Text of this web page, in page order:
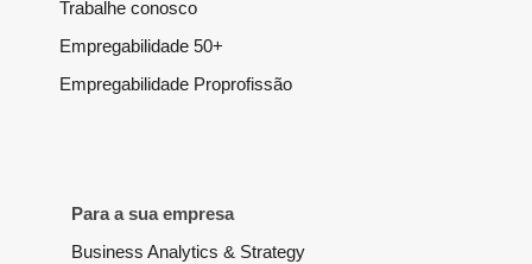
Trabalhe conosco
Empregabilidade 50+
Empregabilidade Proprofissão
Para a sua empresa
Business Analytics & Strategy